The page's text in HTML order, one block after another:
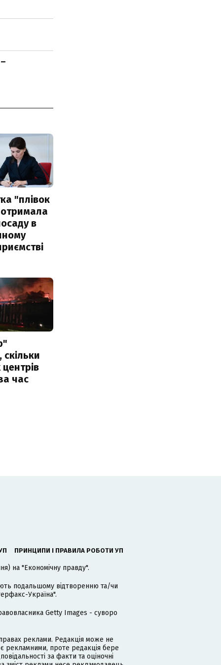
"плівок
в
скільки
час
ПРИНЦИПИ І ПРАВИЛА РОБОТИ УП
на "Економічну правду".
подальшому відтворенню та/чи
Україна".
Getty Images - суворо
реклами. Редакція може не
рекламними, проте редакція бере
за факти та оціночні